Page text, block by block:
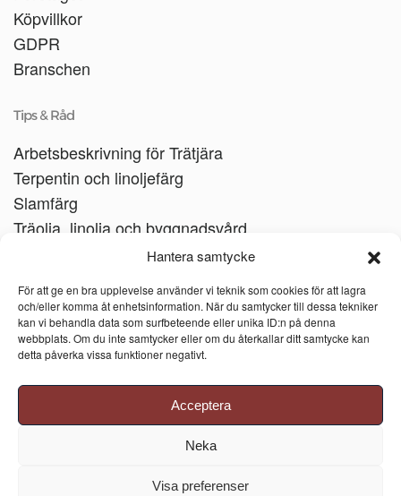
Hantera samtycke
För att ge en bra upplevelse använder vi teknik som cookies för att lagra
och/eller komma åt enhetsinformation. När du samtycker till dessa tekniker
kan vi behandla data som surfbeteende eller unika ID:n på denna
webbplats. Om du inte samtycker eller om du återkallar ditt samtycke kan
detta påverka vissa funktioner negativt.
Acceptera
Neka
Visa preferenser
Köpvillkor
GDPR
Branschen
Tips & Råd
Arbetsbeskrivning för Trätjära
Terpentin och linoljefärg
Slamfärg
Träolja, linolja och byggnadsvård